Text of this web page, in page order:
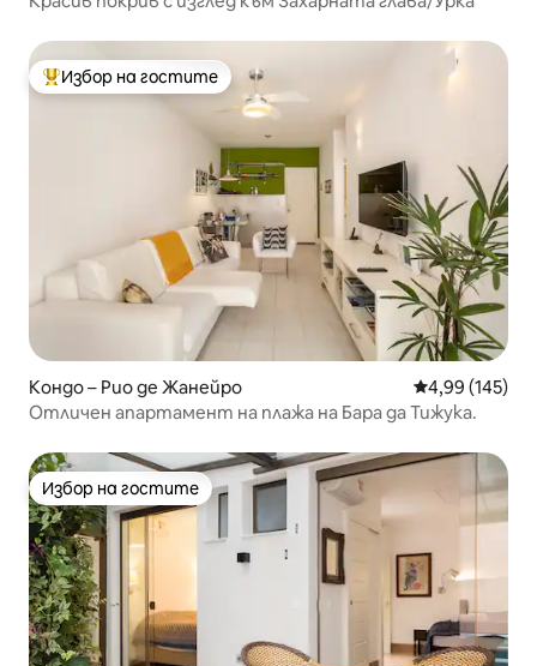
Най-популярен избор на гостите
Избор на гостите
Кондо – Рио де Жанейро Средна
4,99 (145)
Отличен апартамент на плажа на Бара да Тижука.
Избор на гостите
Избор на гостите